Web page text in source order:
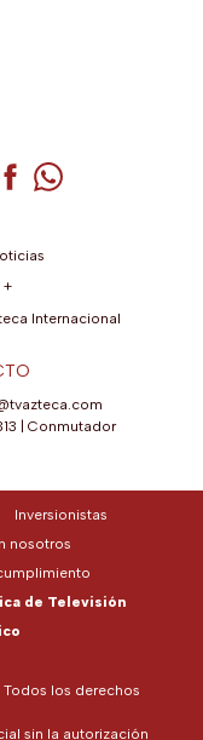
(se abre en una
(se abre en una
TikTok (se abre en
de YouTube (se abre
de Telegram (se
Cuenta de
Cuenta de
+
Internacional
| Conmutador
Todos los derechos
sin la autorización
Inversionistas
nosotros
de Televisión